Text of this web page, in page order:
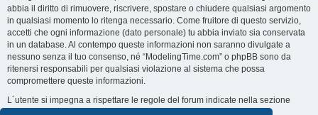
abbia il diritto di rimuovere, riscrivere, spostare o chiudere qualsiasi argomento
in qualsiasi momento lo ritenga necessario. Come fruitore di questo servizio,
accetti che ogni informazione (dato personale) tu abbia inviato sia conservata
in un database. Al contempo queste informazioni non saranno divulgate a
nessuno senza il tuo consenso, né “ModelingTime.com” o phpBB sono da
ritenersi responsabili per qualsiasi violazione al sistema che possa
compromettere queste informazioni.
L´utente si impegna a rispettare le regole del forum indicate nella sezione